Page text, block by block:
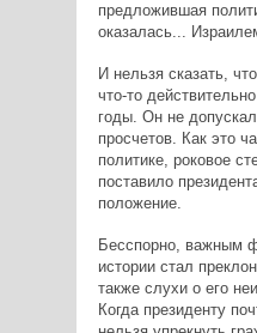
предложившая
оказалась...
И нельзя сказать,
что-то
годы. Он не
просчетов. Как это
политике, роковое
поставило
положение.
Бесспорно, важным
истории стал
также слухи о его
Когда президенту